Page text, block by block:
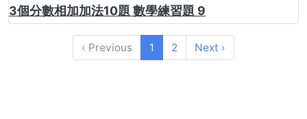
3個分數相加加法10題 數學練習題 9
‹ Previous 1 2 Next ›